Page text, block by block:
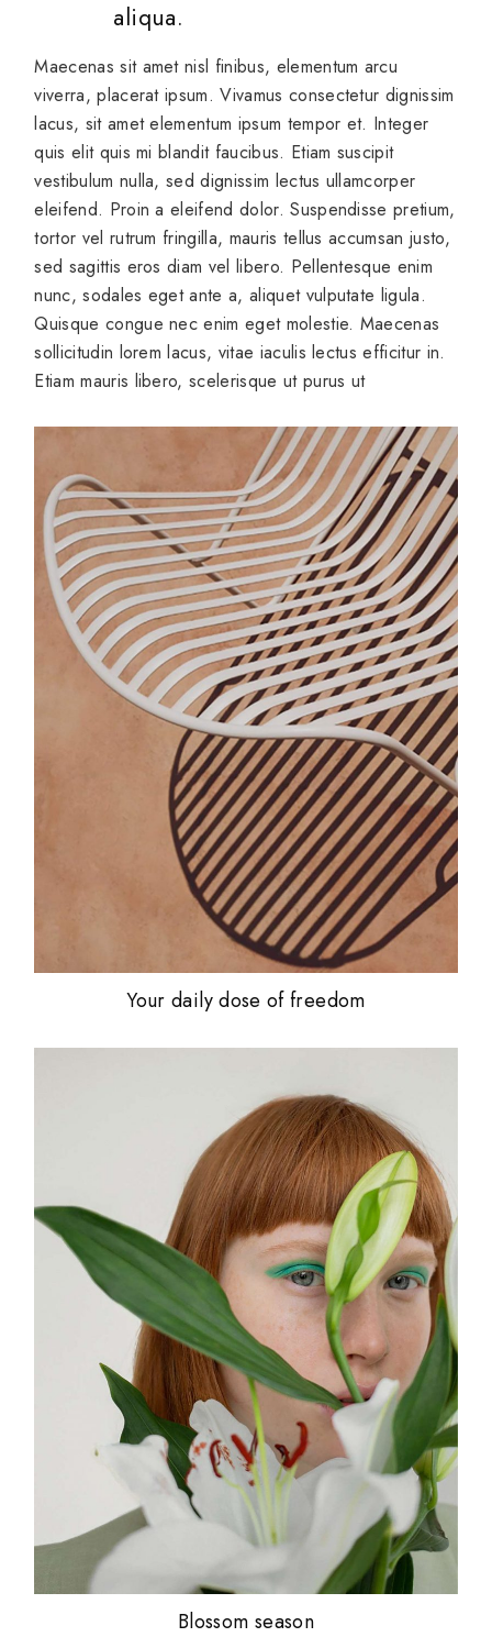
aliqua.
Maecenas sit amet nisl finibus, elementum arcu
viverra, placerat ipsum. Vivamus consectetur dignissim
lacus, sit amet elementum ipsum tempor et. Integer
quis elit quis mi blandit faucibus. Etiam suscipit
vestibulum nulla, sed dignissim lectus ullamcorper
eleifend. Proin a eleifend dolor. Suspendisse pretium,
tortor vel rutrum fringilla, mauris tellus accumsan justo,
sed sagittis eros diam vel libero. Pellentesque enim
nunc, sodales eget ante a, aliquet vulputate ligula.
Quisque congue nec enim eget molestie. Maecenas
sollicitudin lorem lacus, vitae iaculis lectus efficitur in.
Etiam mauris libero, scelerisque ut purus ut
Your daily dose of freedom
Blossom season